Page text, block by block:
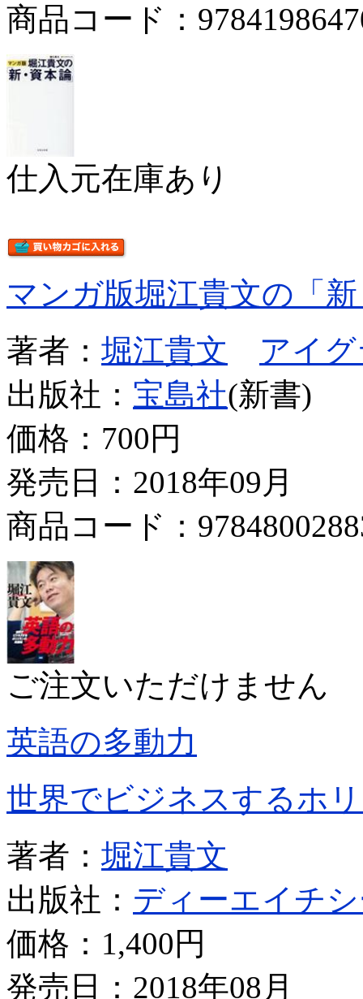
商品コード：
仕入元在庫あり
マンガ版堀江貴文の「
著者： 堀江貴文
アイ
出版社： 宝島社(新書)
価格： 700円
発売日：2018年09月
商品コード：
ご注文いただけません
英語の多動力
世界でビジネスするホ
著者： 堀江貴文
出版社： ディーエイチ
価格： 1,400円
発売日：2018年08月